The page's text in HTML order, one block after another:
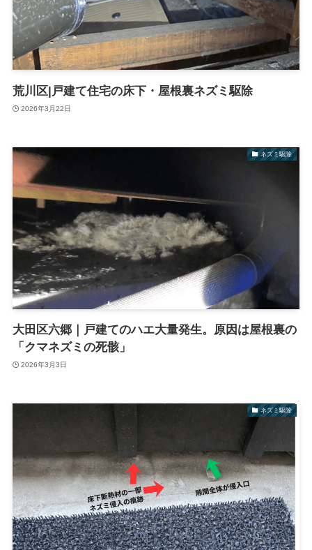
荒川区|戸建て住宅の床下・屋根裏ネズミ駆除
2026年3月22日
ネズミ駆除
大田区六郷｜戸建てのハエ大量発生。原因は屋根裏の
「クマネズミの死骸」
2026年3月3日
ネズミ駆除